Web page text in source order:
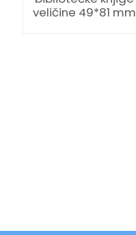
veličine 49*81 mm